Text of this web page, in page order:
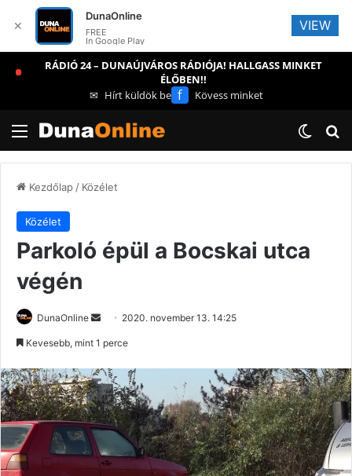
RÁDIÓ 24 – DUNAÚJVÁROS RÁDIÓJA! HALLGASS MINKET
ÉLŐBEN!!
✉ Hírt küldök be f Kövess minket
Menü
Kezdőlap/ Közélet
Közélet
Parkoló épül a Bocskai utca
végén
DunaOnline
Send 2020. november 13. 14:25
Kevesebb, mint 1 perce
✕
DunaOnline
FREE
In Google Play
VIEW